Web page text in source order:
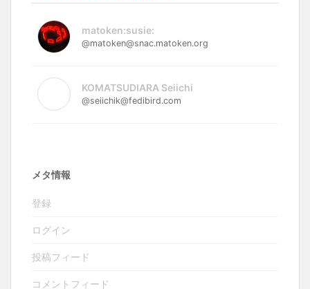
matoken:susie:
@matoken@snac.matoken.org
KOMATSUDIARA Seiichi
@seiichik@fedibird.com
メタ情報
登録
ログイン
投稿フィード
コメントフィード